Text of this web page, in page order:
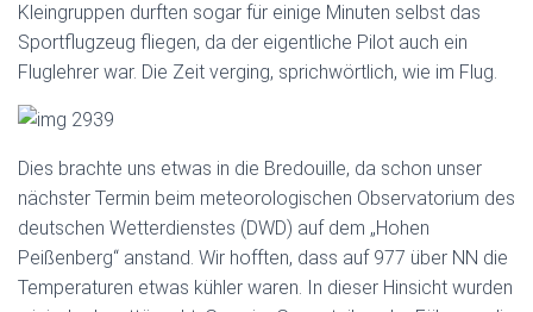
Kleingruppen durften sogar für einige Minuten selbst das
Sportflugzeug fliegen, da der eigentliche Pilot auch ein
Fluglehrer war. Die Zeit verging, sprichwörtlich, wie im Flug.
Dies brachte uns etwas in die Bredouille, da schon unser
nächster Termin beim meteorologischen Observatorium des
deutschen Wetterdienstes (DWD) auf dem „Hohen
Peißenberg“ anstand. Wir hofften, dass auf 977 über NN die
Temperaturen etwas kühler waren. In dieser Hinsicht wurden